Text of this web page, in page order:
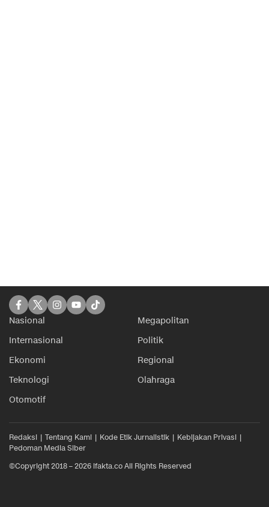
Nasional
Megapolitan
Internasional
Politik
Ekonomi
Regional
Teknologi
Olahraga
Otomotif
Redaksi Tentang Kami Kode Etik Jurnalistik
Kebijakan Privasi
Pedoman Media Siber
©Copyright 2018 – 2026 ifakta.co All Rights Reserved